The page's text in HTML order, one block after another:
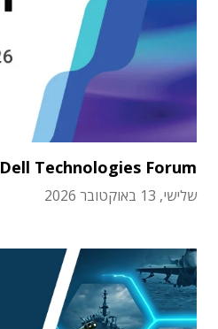
Dell Technologies Forum
שלישי, 13 באוקטובר 2026